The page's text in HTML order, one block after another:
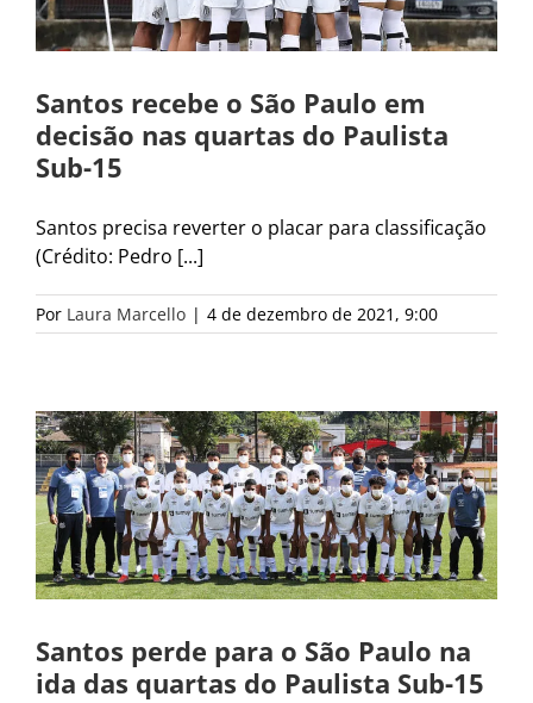
Santos recebe o São Paulo em
decisão nas quartas do Paulista
Sub-15
Santos precisa reverter o placar para classificação
(Crédito: Pedro [...]
Por Laura Marcello | 4 de dezembro de 2021, 9:00
Santos perde para o São Paulo na
ida das quartas do Paulista Sub-15